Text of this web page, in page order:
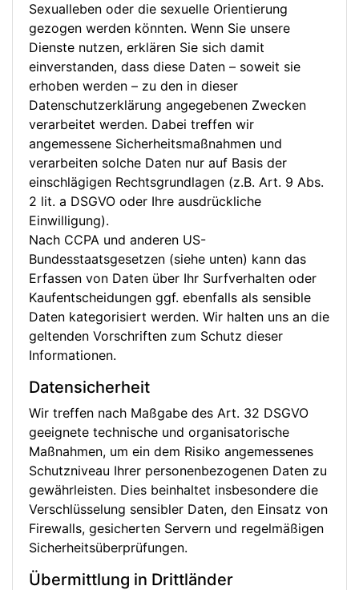
Sexualleben oder die sexuelle Orientierung
gezogen werden könnten. Wenn Sie unsere
Dienste nutzen, erklären Sie sich damit
einverstanden, dass diese Daten – soweit sie
erhoben werden – zu den in dieser
Datenschutzerklärung angegebenen Zwecken
verarbeitet werden. Dabei treffen wir
angemessene Sicherheitsmaßnahmen und
verarbeiten solche Daten nur auf Basis der
einschlägigen Rechtsgrundlagen (z.B. Art. 9 Abs.
2 lit. a DSGVO oder Ihre ausdrückliche
Einwilligung).
Nach CCPA und anderen US-
Bundesstaatsgesetzen (siehe unten) kann das
Erfassen von Daten über Ihr Surfverhalten oder
Kaufentscheidungen ggf. ebenfalls als sensible
Daten kategorisiert werden. Wir halten uns an die
geltenden Vorschriften zum Schutz dieser
Informationen.
Datensicherheit
Wir treffen nach Maßgabe des Art. 32 DSGVO
geeignete technische und organisatorische
Maßnahmen, um ein dem Risiko angemessenes
Schutzniveau Ihrer personenbezogenen Daten zu
gewährleisten. Dies beinhaltet insbesondere die
Verschlüsselung sensibler Daten, den Einsatz von
Firewalls, gesicherten Servern und regelmäßigen
Sicherheitsüberprüfungen.
Übermittlung in Drittländer